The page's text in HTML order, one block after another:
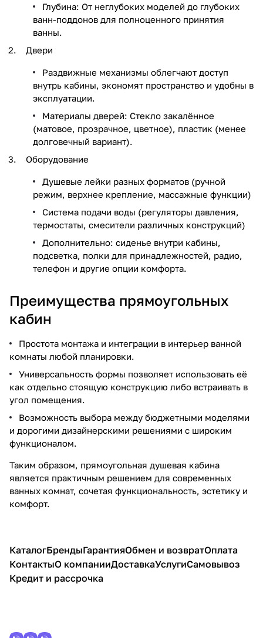
Глубина: От неглубоких моделей до глубоких
ванн-поддонов для полноценного принятия
ванны.
Двери
Раздвижные механизмы облегчают доступ
внутрь кабины, экономят пространство и удобны в
эксплуатации.
Материалы дверей: Стекло закалённое
(матовое, прозрачное, цветное), пластик (менее
долговечный вариант).
Оборудование
Душевые лейки разных форматов (ручной
режим, верхнее крепление, массажные функции)
Система подачи воды (регуляторы давления,
термостаты, смесители различных конструкций)
Дополнительно: сиденье внутри кабины,
подсветка, полки для принадлежностей, радио,
телефон и другие опции комфорта.
Преимущества прямоугольных
кабин
Простота монтажа и интеграции в интерьер ванной
комнаты любой планировки.
Универсальность формы позволяет использовать её
как отдельно стоящую конструкцию либо встраивать в
угол помещения.
Возможность выбора между бюджетными моделями
и дорогими дизайнерскими решениями с широким
функционалом.
Таким образом, прямоугольная душевая кабина
является практичным решением для современных
ванных комнат, сочетая функциональность, эстетику и
комфорт.
КаталогБрендыГарантияОбмен и возвратОплата
КонтактыО компанииДоставкаУслугиСамовывоз
Кредит и рассрочка